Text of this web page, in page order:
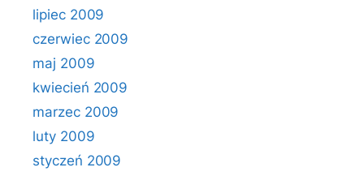
lipiec 2009
czerwiec 2009
maj 2009
kwiecień 2009
marzec 2009
luty 2009
styczeń 2009